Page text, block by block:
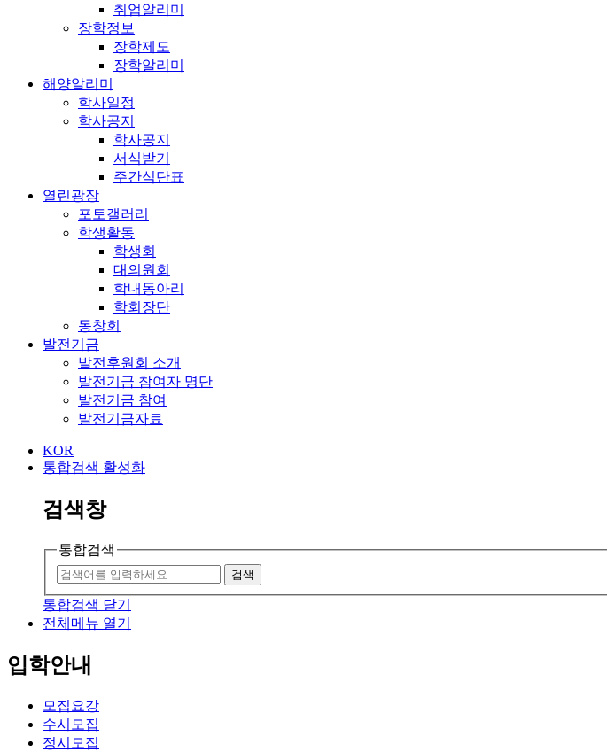
취업알리미
장학정보
장학제도
장학알리미
해양알리미
학사일정
학사공지
학사공지
서식받기
주간식단표
열린광장
포토갤러리
학생활동
학생회
대의원회
학내동아리
학회장단
동창회
발전기금
발전후원회 소개
발전기금 참여자 명단
발전기금 참여
발전기금자료
KOR
통합검색 활성화
검색창
통합검색
검색
통합검색 닫기
전체메뉴 열기
입학안내
모집요강
수시모집
정시모집